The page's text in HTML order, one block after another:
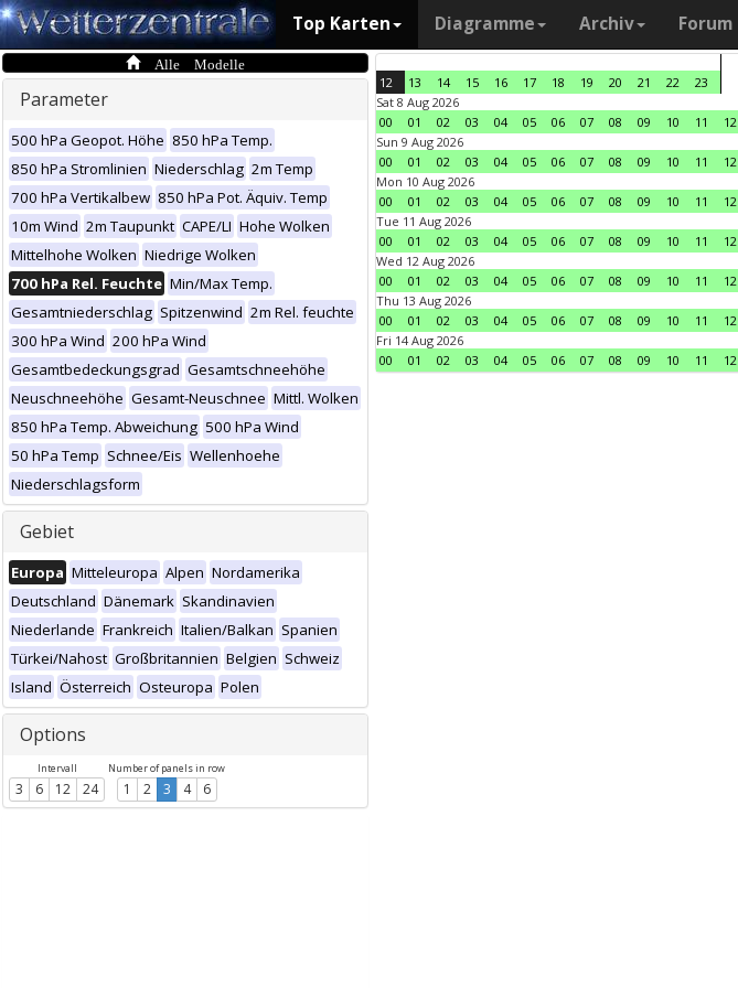
Top Karten Diagramme Archiv Forum
Alle Modelle
Parameter
500 hPa Geopot. Höhe 850 hPa Temp.
850 hPa Stromlinien Niederschlag 2m Temp
700 hPa Vertikalbew 850 hPa Pot. Äquiv. Temp
10m Wind 2m Taupunkt CAPE/LI Hohe Wolken
Mittelhohe Wolken Niedrige Wolken
700 hPa Rel. Feuchte Min/Max Temp.
Gesamtniederschlag Spitzenwind 2m Rel. feuchte
300 hPa Wind 200 hPa Wind
Gesamtbedeckungsgrad Gesamtschneehöhe
Neuschneehöhe Gesamt-Neuschnee Mittl. Wolken
850 hPa Temp. Abweichung 500 hPa Wind
50 hPa Temp Schnee/Eis Wellenhoehe
Niederschlagsform
Gebiet
Europa Mitteleuropa Alpen Nordamerika
Deutschland Dänemark Skandinavien
Niederlande Frankreich Italien/Balkan Spanien
Türkei/Nahost Großbritannien Belgien Schweiz
Island Österreich Osteuropa Polen
Options
Intervall
3 6 12 24
Number of panels in row
1 2 3 4 6
12 13 14 15 16 17 18 19 20 21 22
23
Sat 8 Aug 2026
00
01 02 03 04 05 06 07 08 09 10 11 12
Sun 9 Aug 2026
00
01 02 03 04 05 06 07 08 09 10 11 12
Mon 10 Aug 2026
00
01 02 03 04 05 06 07 08 09 10 11 12
Tue 11 Aug 2026
00
01 02 03 04 05 06 07 08 09 10 11 12
Wed 12 Aug 2026
00
01 02 03 04 05 06 07 08 09 10 11 12
Thu 13 Aug 2026
00
01 02 03 04 05 06 07 08 09 10 11 12
Fri 14 Aug 2026
00
01 02 03 04 05 06 07 08 09 10 11 12